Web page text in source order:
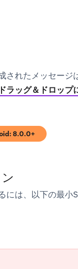
されたメッセー
ドラッグ＆ドロッ
8.0.0+
in new tab)
は、以下の最小